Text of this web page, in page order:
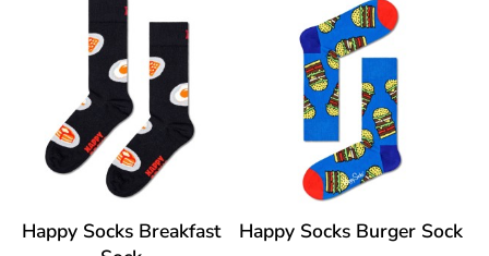
Happy Socks Breakfast
Happy Socks Burger Sock